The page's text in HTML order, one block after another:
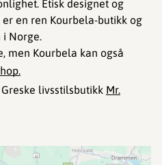
Etisk designet og
en ren Kourbela-butikk og
Norge.
men Kourbela kan også
livsstilsbutikk Mr.